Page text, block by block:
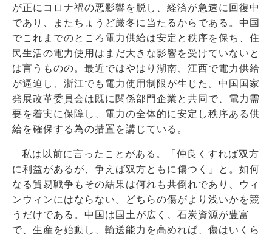
が正にコロナ禍の悪影響を脱し、経済が急速に回復中
であり、またちょうど厳冬に当たるからである。中国
でこれまでのところ電力供給は安定と秩序を保ち、住
民生活の電力使用はまだ大きな影響を受けていないと
は言うものの。最近ではやはり湖南、江西で電力供給
が逼迫し、浙江でも電力使用制限が生じた。中国国家
発展改革委員会は既に関係部門企業と共同で、電力需
要を着実に保障し、電力の全体的に安定し秩序ある供
給を確保する為の措置を講じている。
私は以前に言ったことがある。「仲良くすれば双方
に利益があるが、争えば双方ともに傷つく」と。如何
なる貿易戦争もその結果は何れも共倒れであり、ウィ
ンウィンにはならない。どちらの傷がより浅いかを競
うだけである。中国は国土が広く、石炭資源が豊富
で、生産を始動し、輸送能力を高めれば、傷はいくら